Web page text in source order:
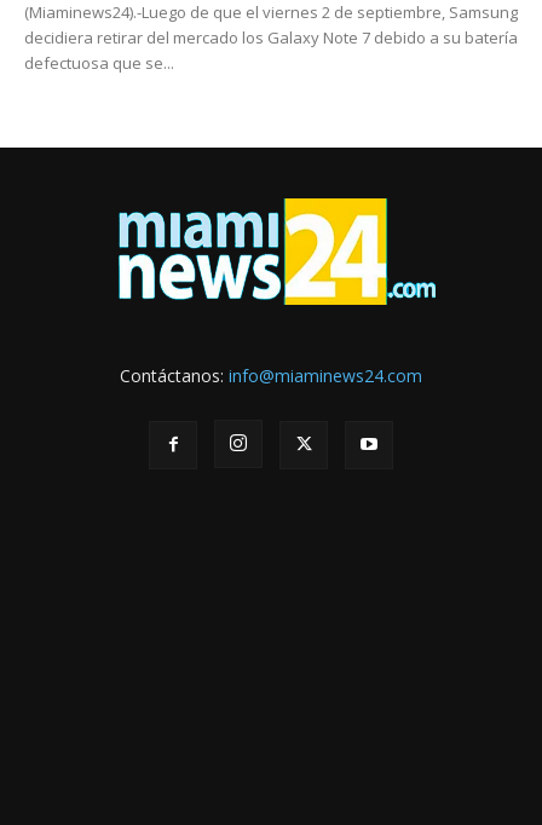
(Miaminews24).-Luego de que el viernes 2 de septiembre, Samsung
decidiera retirar del mercado los Galaxy Note 7 debido a su batería
defectuosa que se...
Contáctanos: info@miaminews24.com